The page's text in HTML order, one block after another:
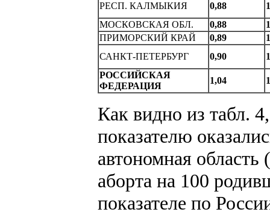
РЕСП. КАЛМЫКИЯ 0,88
МОСКОВСКАЯ ОБЛ.
0,88
ПРИМОРСКИЙ КРАЙ
0,89
САHКТ-ПЕТЕРБУРГ
0,90
РОССИЙСКАЯ
ФЕДЕРАЦИЯ
1,04
Как видно из табл.
показателю
автономная область
аборта на 100
показателе по